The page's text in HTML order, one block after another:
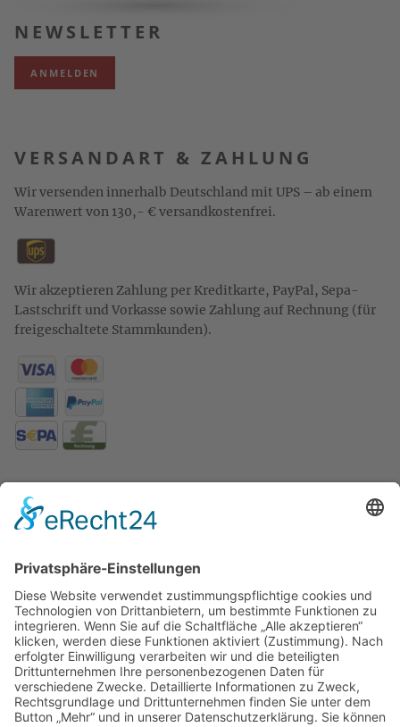
NEWSLETTER
ANMELDEN
VERSANDART & ZAHLUNG
Wir versenden innerhalb Deutschland mit UPS – ab einem
Warenwert von 130,- € versandkostenfrei.
Wir akzeptieren Zahlung per Kreditkarte, PayPal, Sepa-
Lastschrift und Vorkasse sowie Zahlung auf Rechnung (für
freigeschaltete Stammkunden).
KONTAKT
Spezialitäten aus Österreich
Daimlerstr. 21
50859 Köln
Telefon: 02234 802701
Fax: 02234 986145
Abholung und Verkauf
im Lagerausschließlich
nach Termin­vereinbarung.